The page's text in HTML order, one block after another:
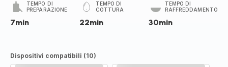
TEMPO DI
PREPARAZIONE
7min
TEMPO DI
COTTURA
22min
TEMPO DI
RAFFREDDAMENTO
30min
Dispositivi compatibili (10)